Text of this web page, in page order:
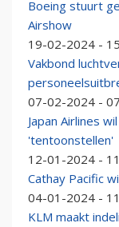
Boeing stuurt
Airshow
19-02-2024 -
Vakbond
07-02-2024 -
Japan Airlines
'tentoonstellen'
12-01-2024 -
Cathay Pacific
04-01-2024 -
KLM maakt